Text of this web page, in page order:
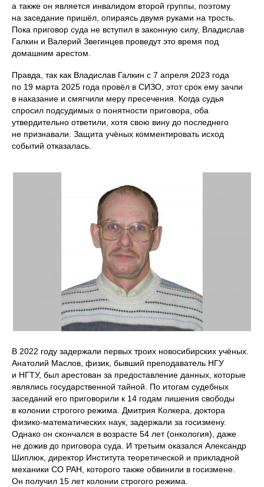
а также он является инвалидом второй группы, поэтому
на заседание пришёл, опираясь двумя руками на трость.
Пока приговор суда не вступил в законную силу, Владислав
Галкин и Валерий Звегинцев проведут это время под
домашним арестом.
Правда, так как Владислав Галкин с 7 апреля 2023 года
по 19 марта 2025 года провёл в СИЗО, этот срок ему зачли
в наказание и смягчили меру пресечения. Когда судья
спросил подсудимых о понятности приговора, оба
утвердительно ответили, хотя свою вину до последнего
не признавали. Защита учёных комментировать исход
событий отказалась.
В 2022 году задержали первых троих новосибирских учёных.
Анатолий Маслов, физик, бывший преподаватель НГУ
и НГТУ, был арестован за предоставление данных, которые
являлись государственной тайной. По итогам судебных
заседаний его приговорили к 14 годам лишения свободы
в колонии строгого режима. Дмитрия Колкера, доктора
физико-математических наук, задержали за госизмену.
Однако он скончался в возрасте 54 лет (онкология), даже
не дожив до приговора суда. И третьим оказался Александр
Шиплюк, директор Института теоретической и прикладной
механики СО РАН, которого также обвинили в госизмене.
Он получил 15 лет колонии строгого режима.